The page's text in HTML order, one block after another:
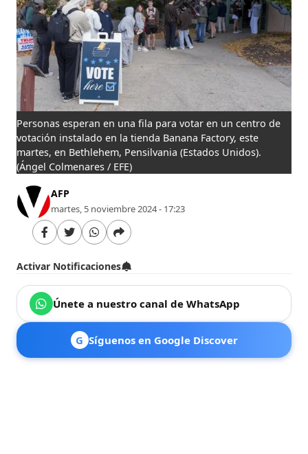
Personas esperan en una fila para votar en un centro de
votación instalado en la tienda Banana Factory, este
martes, en Bethlehem, Pensilvania (Estados Unidos).
(Ángel Colmenares / EFE)
AFP
martes, 5 noviembre 2024 - 17:23
Activar Notificaciones
Únete a nuestro canal de WhatsApp
G Síguenos en Google Discover